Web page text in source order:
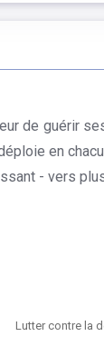
de guérir
en
- vers
Lutter contre la